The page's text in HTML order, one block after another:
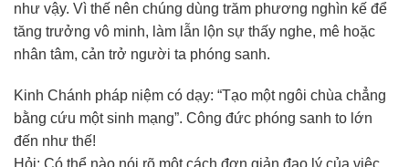
như vậy. Vì thế nên chúng dùng trăm phương nghìn kế để
tăng trưởng vô minh, làm lẫn lộn sự thấy nghe, mê hoặc
nhân tâm, cản trở người ta phóng sanh.
Kinh Chánh pháp niệm có dạy: “Tạo một ngôi chùa chẳng
bằng cứu một sinh mạng”. Công đức phóng sanh to lớn
đến như thế!